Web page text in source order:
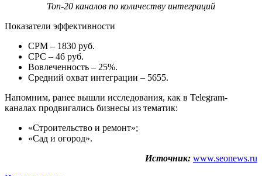
Топ-20 каналов по количеству интеграций
Показатели эффективности
CPM – 1830 руб.
CPС – 46 руб.
Вовлеченность – 25%.
Средний охват интеграции – 5655.
Напомним, ранее вышли исследования, как в Telegram-
каналах продвигались бизнесы из тематик:
«Строительство и ремонт»;
«Сад и огород».
Источник: www.seonews.ru